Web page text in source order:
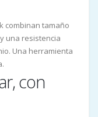
combinan tamaño
una resistencia
Una herramienta
con